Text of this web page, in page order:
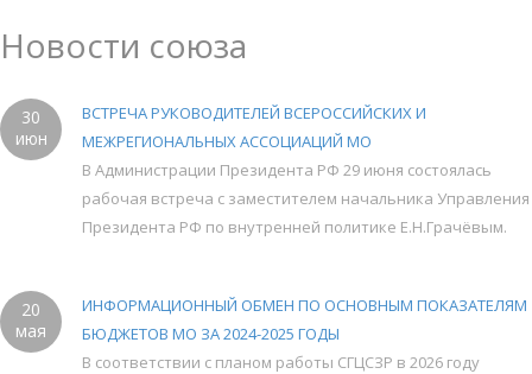
Новости союза
30
июн
ВСТРЕЧА РУКОВОДИТЕЛЕЙ ВСЕРОССИЙСКИХ И
МЕЖРЕГИОНАЛЬНЫХ АССОЦИАЦИЙ МО
В Администрации Президента РФ 29 июня состоялась
рабочая встреча с заместителем начальника Управления
Президента РФ по внутренней политике Е.Н.Грачёвым.
20
мая
ИНФОРМАЦИОННЫЙ ОБМЕН ПО ОСНОВНЫМ ПОКАЗАТЕЛЯМ
БЮДЖЕТОВ МО ЗА 2024-2025 ГОДЫ
В соответствии с планом работы СГЦСЗР в 2026 году